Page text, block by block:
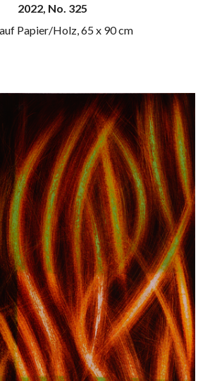
2022, No . 325
Papier/Holz, 65 x 90 cm